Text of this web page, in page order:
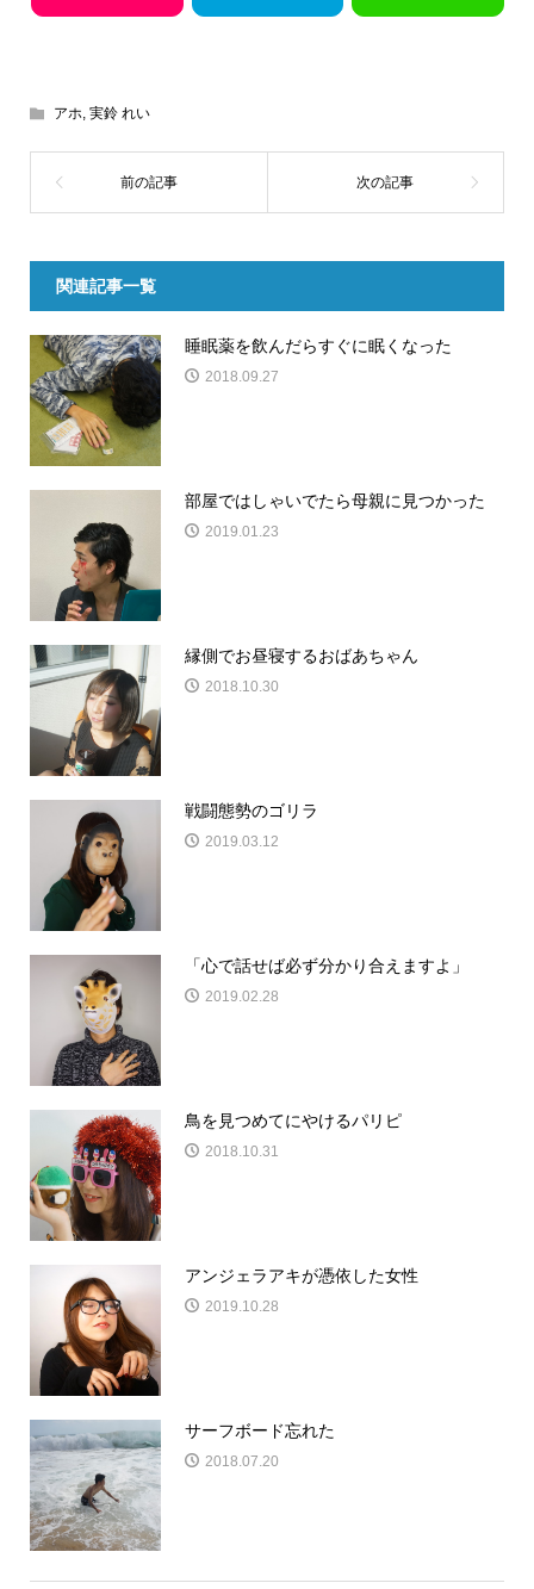
アホ, 実鈴 れい
関連記事一覧
睡眠薬を飲んだらすぐに眠くなった
2018.09.27
部屋ではしゃいでたら母親に見つかった
2019.01.23
縁側でお昼寝するおばあちゃん
2018.10.30
戦闘態勢のゴリラ
2019.03.12
「心で話せば必ず分かり合えますよ」
2019.02.28
鳥を見つめてにやけるパリピ
2018.10.31
アンジェラアキが憑依した女性
2019.10.28
サーフボード忘れた
2018.07.20